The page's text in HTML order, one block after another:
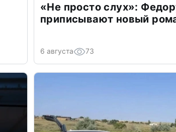
«Не просто слух»:
приписывают новый
6 августа 73